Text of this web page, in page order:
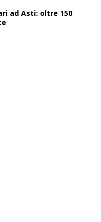
ad Asti: oltre 150